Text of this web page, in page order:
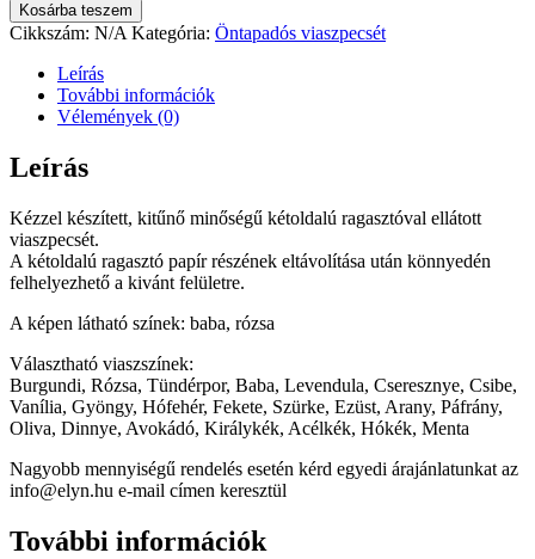
Kosárba teszem
Cikkszám: N/A Kategória: Öntapadós viaszpecsét
Leírás
További információk
Vélemények (0)
Leírás
Kézzel készített, kitűnő minőségű kétoldalú ragasztóval ellátott
viaszpecsét.
A kétoldalú ragasztó papír részének eltávolítása után könnyedén
felhelyezhető a kivánt felületre.
A képen látható színek: baba, rózsa
Választható viaszszínek:
Burgundi, Rózsa, Tündérpor, Baba, Levendula, Cseresznye, Csibe,
Vanília, Gyöngy, Hófehér, Fekete, Szürke, Ezüst, Arany, Páfrány,
Oliva, Dinnye, Avokádó, Királykék, Acélkék, Hókék, Menta
Nagyobb mennyiségű rendelés esetén kérd egyedi árajánlatunkat az
info@elyn.hu e-mail címen keresztül
További információk